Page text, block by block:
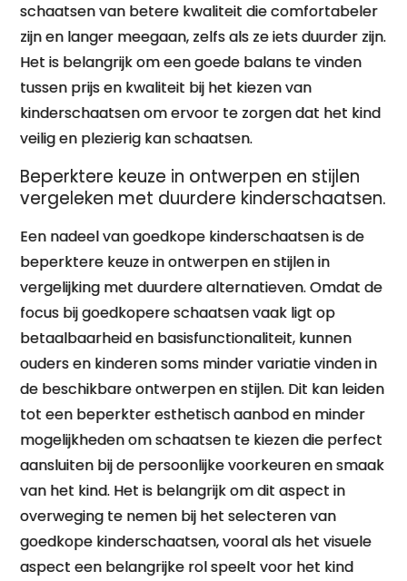
schaatsen van betere kwaliteit die comfortabeler
zijn en langer meegaan, zelfs als ze iets duurder zijn.
Het is belangrijk om een goede balans te vinden
tussen prijs en kwaliteit bij het kiezen van
kinderschaatsen om ervoor te zorgen dat het kind
veilig en plezierig kan schaatsen.
Beperktere keuze in ontwerpen en stijlen
vergeleken met duurdere kinderschaatsen.
Een nadeel van goedkope kinderschaatsen is de
beperktere keuze in ontwerpen en stijlen in
vergelijking met duurdere alternatieven. Omdat de
focus bij goedkopere schaatsen vaak ligt op
betaalbaarheid en basisfunctionaliteit, kunnen
ouders en kinderen soms minder variatie vinden in
de beschikbare ontwerpen en stijlen. Dit kan leiden
tot een beperkter esthetisch aanbod en minder
mogelijkheden om schaatsen te kiezen die perfect
aansluiten bij de persoonlijke voorkeuren en smaak
van het kind. Het is belangrijk om dit aspect in
overweging te nemen bij het selecteren van
goedkope kinderschaatsen, vooral als het visuele
aspect een belangrijke rol speelt voor het kind